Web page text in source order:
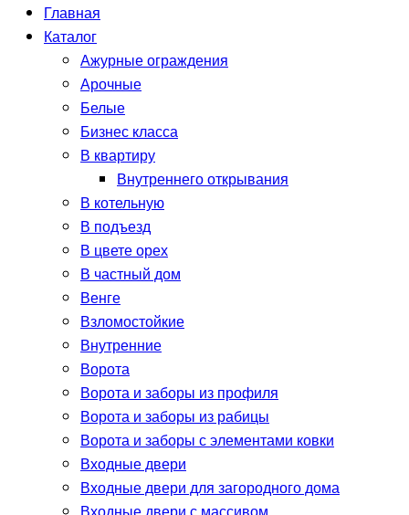
Главная
Каталог
Ажурные ограждения
Арочные
Белые
Бизнес класса
В квартиру
Внутреннего открывания
В котельную
В подъезд
В цвете орех
В частный дом
Венге
Взломостойкие
Внутренние
Ворота
Ворота и заборы из профиля
Ворота и заборы из рабицы
Ворота и заборы с элементами ковки
Входные двери
Входные двери для загородного дома